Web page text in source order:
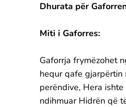
Dhurata për
Miti i Gaforres:
Gaforrja frymëzohet
hequr qafe gjarpërtin
perëndive, Hera
ndihmuar Hidrën që